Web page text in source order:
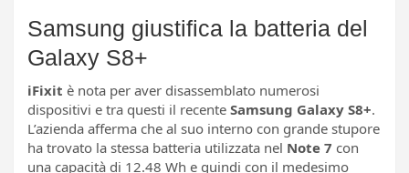
Samsung giustifica la batteria del
Galaxy S8+
iFixit è nota per aver disassemblato numerosi
dispositivi e tra questi il recente Samsung Galaxy S8+.
L’azienda afferma che al suo interno con grande stupore
ha trovato la stessa batteria utilizzata nel Note 7 con
una capacità di 12.48 Wh e quindi con il medesimo